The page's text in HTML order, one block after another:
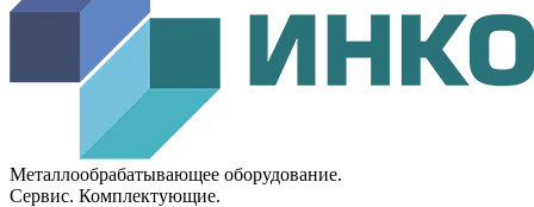
Металлообрабатывающее оборудование.
Сервис. Комплектующие.